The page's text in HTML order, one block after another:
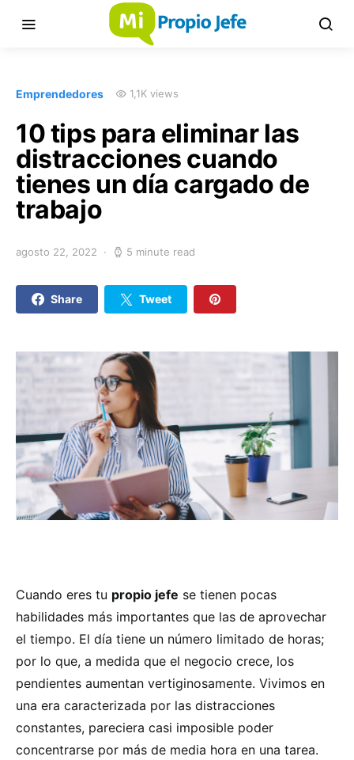
Emprendedores 1,1K views
10 tips para eliminar las
distracciones cuando
tienes un día cargado de
trabajo
agosto 22, 2022 5 minute read
Share Tweet
Cuando eres tu propio jefe se tienen pocas
habilidades más importantes que las de aprovechar
el tiempo. El día tiene un número limitado de horas;
por lo que, a medida que el negocio crece, los
pendientes aumentan vertiginosamente. Vivimos en
una era caracterizada por las distracciones
constantes, pareciera casi imposible poder
concentrarse por más de media hora en una tarea.